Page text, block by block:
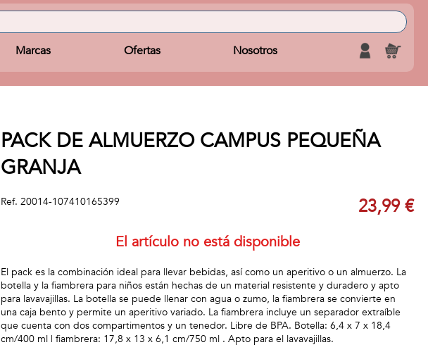
Marcas Ofertas Nosotros
PACK DE ALMUERZO CAMPUS PEQUEÑA
GRANJA
Ref. 20014-107410165399 23,99 €
El artículo no está disponible
El pack es la combinación ideal para llevar bebidas, así como un aperitivo o un almuerzo. La
botella y la fiambrera para niños están hechas de un material resistente y duradero y apto
para lavavajillas. La botella se puede llenar con agua o zumo, la fiambrera se convierte en
una caja bento y permite un aperitivo variado. La fiambrera incluye un separador extraíble
que cuenta con dos compartimentos y un tenedor. Libre de BPA. Botella: 6,4 x 7 x 18,4
cm/400 ml | fiambrera: 17,8 x 13 x 6,1 cm/750 ml . Apto para el lavavajillas.